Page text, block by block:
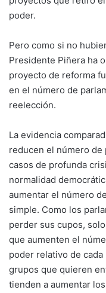
poder.
Pero como si no
Presidente Piñera ha
proyecto de reforma
en el número de
reelección.
La evidencia
reducen el número
casos de profunda
normalidad
aumentar el número
simple. Como los
perder sus cupos,
que aumenten el
poder relativo de
grupos que quieren
tienden a aumentar